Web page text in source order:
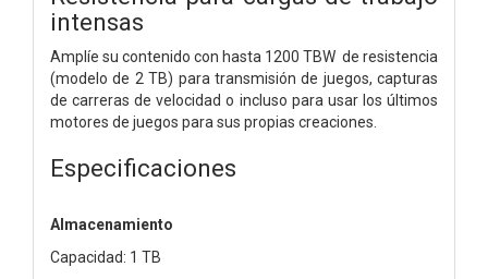
intensas
Amplíe su contenido con hasta 1200 TBW de resistencia
(modelo de 2 TB) para transmisión de juegos, capturas
de carreras de velocidad o incluso para usar los últimos
motores de juegos para sus propias creaciones.
Especificaciones
Almacenamiento
Capacidad: 1 TB